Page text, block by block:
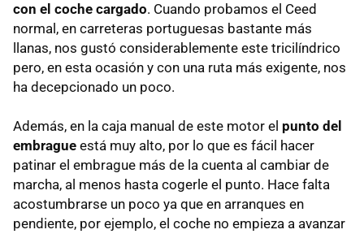
con el coche cargado. Cuando probamos el Ceed
normal, en carreteras portuguesas bastante más
llanas, nos gustó considerablemente este tricilíndrico
pero, en esta ocasión y con una ruta más exigente, nos
ha decepcionado un poco.
Además, en la caja manual de este motor el punto del
embrague está muy alto, por lo que es fácil hacer
patinar el embrague más de la cuenta al cambiar de
marcha, al menos hasta cogerle el punto. Hace falta
acostumbrarse un poco ya que en arranques en
pendiente, por ejemplo, el coche no empieza a avanzar